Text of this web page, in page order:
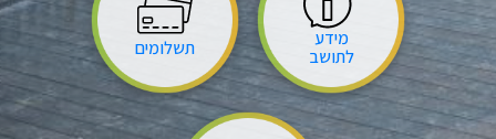
מידע
לתושב
תשלומים